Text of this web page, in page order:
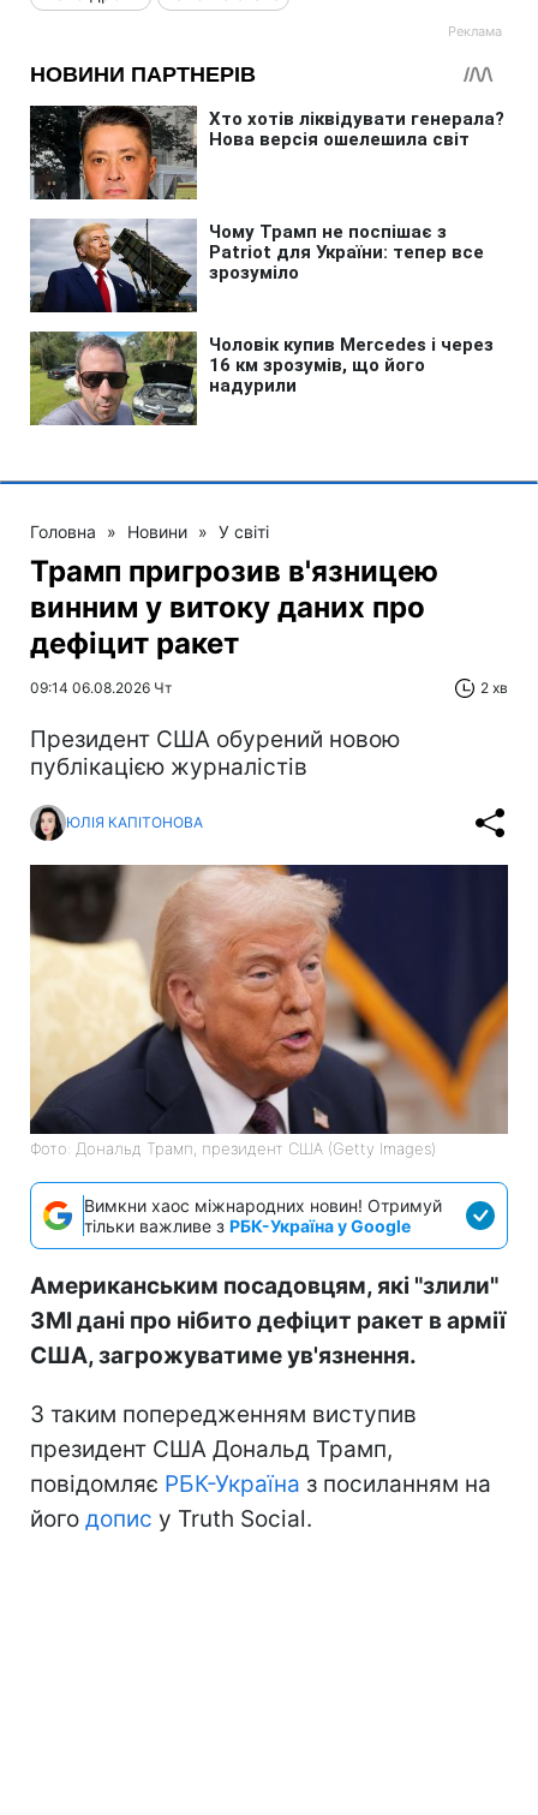
Головна » Новини » У світі
Трамп пригрозив в'язницею
винним у витоку даних про
дефіцит ракет
09:14 06.08.2026 Чт 2 хв
Президент США обурений новою
публікацією журналістів
ЮЛІЯ КАПІТОНОВА
Фото: Дональд Трамп, президент США (Getty Images)
Вимкни хаос міжнародних новин! Отримуй
тільки важливе з РБК-Україна у Google
Американським посадовцям, які "злили"
ЗМІ дані про нібито дефіцит ракет в армії
США, загрожуватиме ув'язнення.
З таким попередженням виступив
президент США Дональд Трамп,
повідомляє РБК-Україна з посиланням на
його допис у Truth Social.